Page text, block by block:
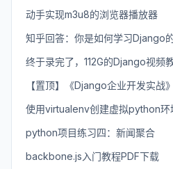
动手实现m3u8的浏览器播放器
知乎回答：你是如何学习Django
终于录完了，112G的Django视频
【置顶】《Django企业开发实战
使用virtualenv创建虚拟python环
python项目练习四：新闻聚合
backbone.js入门教程PDF下载